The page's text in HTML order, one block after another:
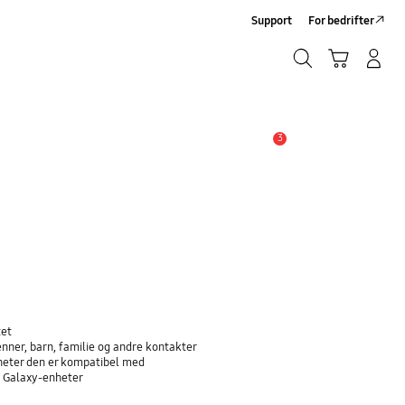
Support For bedrifter
3
barn, familie og andre kontakter
den er kompatibel med
enheter